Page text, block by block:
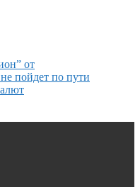
от
пойдет по пути